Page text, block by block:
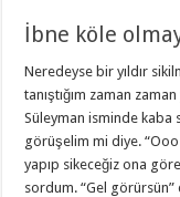
İbne köle
Neredeyse bir yıldır
tanıştığım zaman
Süleyman isminde kaba
görüşelim mi diye.
yapıp sikeceğiz ona
sordum. “Gel